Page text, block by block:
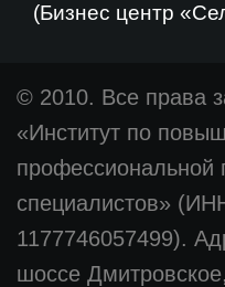
(Бизнес центр
© 2010. Все права
«Институт по
профессиональной
специалистов»
1177746057499).
шоссе